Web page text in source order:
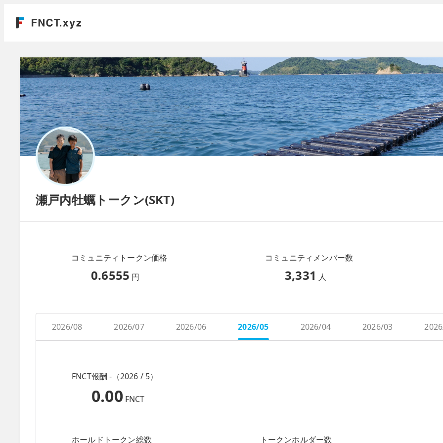
瀬戸内牡蠣トークン(SKT)
コミュニティトークン価格
0.6555 円
コミュニティメンバー数
3,331 人
2026/08 2026/07 2026/06 2026/05 2026/04 2026/03
FNCT報酬 -（2026 / 5）
0.00 FNCT
ホールドトークン総数 トークンホルダー数